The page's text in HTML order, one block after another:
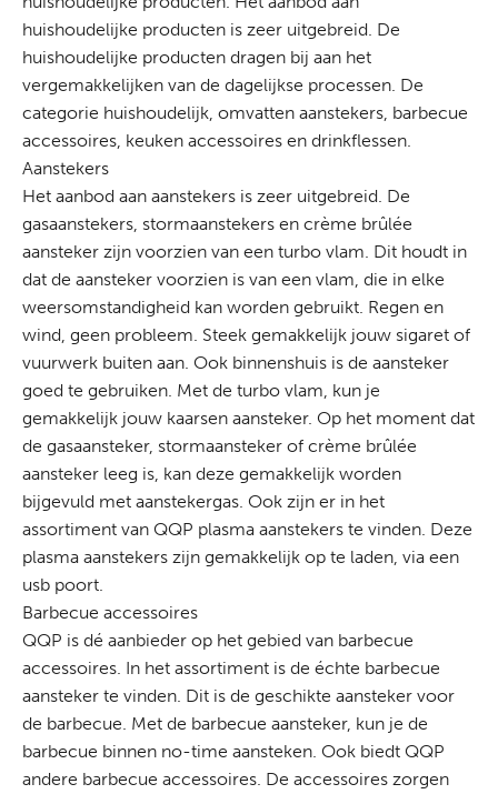
huishoudelijke producten is zeer uitgebreid. De
huishoudelijke producten dragen bij aan het
vergemakkelijken van de dagelijkse processen. De
categorie huishoudelijk, omvatten aanstekers, barbecue
accessoires, keuken accessoires en drinkflessen.
Aanstekers
Het aanbod aan aanstekers is zeer uitgebreid. De
gasaanstekers, stormaanstekers en crème brûlée
aansteker zijn voorzien van een turbo vlam. Dit houdt in
dat de aansteker voorzien is van een vlam, die in elke
weersomstandigheid kan worden gebruikt. Regen en
wind, geen probleem. Steek gemakkelijk jouw sigaret of
vuurwerk buiten aan. Ook binnenshuis is de aansteker
goed te gebruiken. Met de turbo vlam, kun je
gemakkelijk jouw kaarsen aansteker. Op het moment dat
de gasaansteker, stormaansteker of crème brûlée
aansteker leeg is, kan deze gemakkelijk worden
bijgevuld met aanstekergas. Ook zijn er in het
assortiment van QQP plasma aanstekers te vinden. Deze
plasma aanstekers zijn gemakkelijk op te laden, via een
usb poort.
Barbecue accessoires
QQP is dé aanbieder op het gebied van barbecue
accessoires. In het assortiment is de échte barbecue
aansteker te vinden. Dit is de geschikte aansteker voor
de barbecue. Met de barbecue aansteker, kun je de
barbecue binnen no-time aansteken. Ook biedt QQP
andere barbecue accessoires. De accessoires zorgen